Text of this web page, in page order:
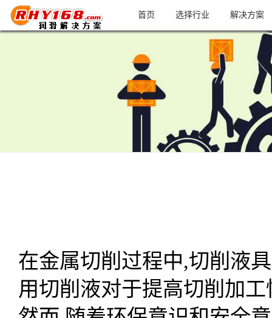
首页 选择行业 解决方案
在金属切削过程中,切削液
用切削液对于提高切削加